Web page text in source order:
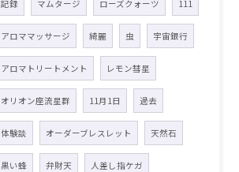
記録 マムタージ ローズクォーツ 111
アロママッサージ 綺麗 虫 宇宙銀行
アロマトリートメント レモン彗星
オリオン座流星群 11月1日 過去
体験談 オーダーブレスレット 天然石
黒い蜂 弁財天 人差し指ケガ